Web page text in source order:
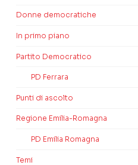
Donne democratiche
In primo piano
Partito Democratico
PD Ferrara
Punti di ascolto
Regione Emilia-Romagna
PD Emilia Romagna
Temi